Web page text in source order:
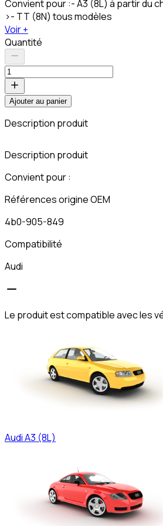
Convient pour :- A3 (8L) à partir du
>- TT (8N) tous modèles
Voir +
Quantité
Ajouter au panier
Description produit
Description produit
Convient pour :
Références origine OEM
4b0-905-849
Compatibilité
Audi
Le produit est compatible avec les
AudiA3 (8L)